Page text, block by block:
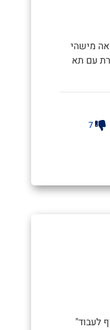
מישהי
עם תא
7
לעבוד"